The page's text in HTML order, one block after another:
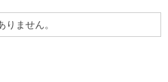
ません。